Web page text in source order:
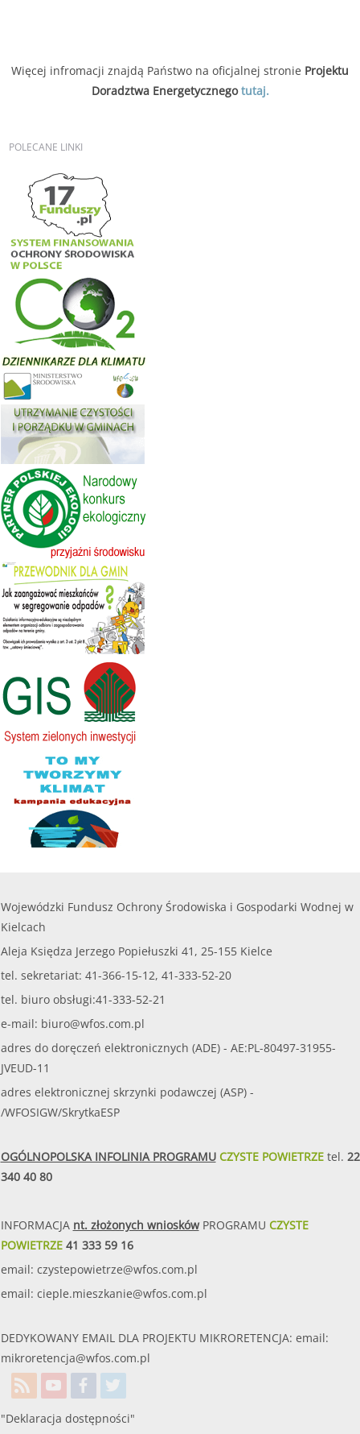
Więcej infromacji znajdą Państwo na oficjalnej stronie Projektu
Doradztwa Energetycznegotutaj.
POLECANE LINKI
Wojewódzki Fundusz Ochrony Środowiska i Gospodarki Wodnej w
Kielcach
Aleja Księdza Jerzego Popiełuszki 41, 25-155 Kielce
tel. sekretariat: 41-366-15-12, 41-333-52-20
tel. biuro obsługi:41-333-52-21
e-mail: biuro@wfos.com.pl
adres do doręczeń elektronicznych (ADE) - AE:PL-80497-31955-
JVEUD-11
adres elektronicznej skrzynki podawczej (ASP) -
/WFOSIGW/SkrytkaESP
OGÓLNOPOLSKA INFOLINIA PROGRAMUCZYSTE POWIETRZEtel. 22
340 40 80
INFORMACJA nt. złożonych wnioskówPROGRAMU CZYSTE
POWIETRZE41 333 59 16
email: czystepowietrze@wfos.com.pl
email: cieple.mieszkanie@wfos.com.pl
DEDYKOWANY EMAIL DLA PROJEKTU MIKRORETENCJA: email:
mikroretencja@wfos.com.pl
"Deklaracja dostępności"